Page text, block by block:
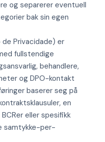
og separerer eventuell
bak sin egen
Privacidade) er
fullstendige
behandlere,
og DPO-kontakt
baserer seg på
en
eller spesifikk
samtykke-per-